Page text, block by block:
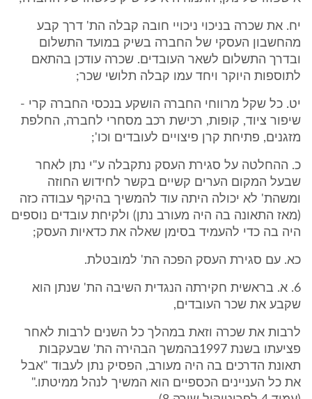
יח. את שכרה בניכוי ניכויי חובה קבלה הת' דרך קבע
מהחשבון העסקי של החברה בשיק במועד התשלום
ובדרך התשלום לשאר העובדים. שכרה עודכן בהתאם
לתוספות היוקר ויחד עמו קבלה תלושי שכר;
יט. כל שקל מרווחי החברה הושקע בנכסי החברה קרי -
שיפור ציוד, קופות, רכישת רכב מסחרי לחברה, החלפת
מזגנים, פתיחת קרן פיצויים לעובדים וכו';
כ. ההחלטה על סגירת העסק נתקבלה ע"י נתן לאחר
שבעל המקום הערים קשיים בקשר לחידוש החוזה
ומשהת' לא יכולה היתה עוד להמשיך בהיקף עבודה כזה
(מאז התאונה בה היה מעורב נתן) ולקיחת עובדים נוספים
היה בה כדי להעמיד בסימן שאלה את כדאיות העסק;
כא. עם סגירת העסק הפכה הת' למובטלת.
6. א. בראשית חקירתה הנגדית השיבה הת' שנתן הוא
שקבע את שכר העובדים,
לרבות את שכרה וזאת במהלך כל השנים לרבות לאחר
פציעתו בשנת 1997בהמשך הבהירה הת' שבעקבות
תאונת הדרכים בה היה מעורב, הפסיק נתן לעבוד "אבל
את כל העניינים הכספיים הוא המשיך לנהל ממיטתו."